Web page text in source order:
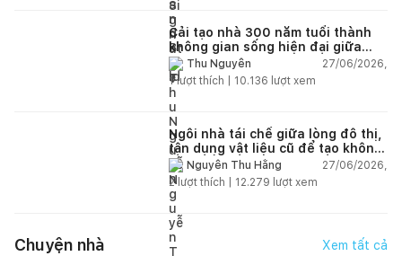
Cải tạo nhà 300 năm tuổi thành
không gian sống hiện đại giữa
thiên nhiên
Thu Nguyễn
27/06/2026,
1lượt thích | 10.136 lượt xem
Ngôi nhà tái chế giữa lòng đô thị,
tận dụng vật liệu cũ để tạo không
gian sống linh hoạt
Nguyễn Thu Hằng
27/06/2026,
2lượt thích | 12.279 lượt xem
Chuyện nhà Xem tất cả